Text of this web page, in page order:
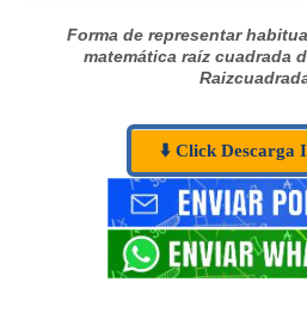
Forma de representar
matemática raíz cuadrada
⬇️ Click Descarga